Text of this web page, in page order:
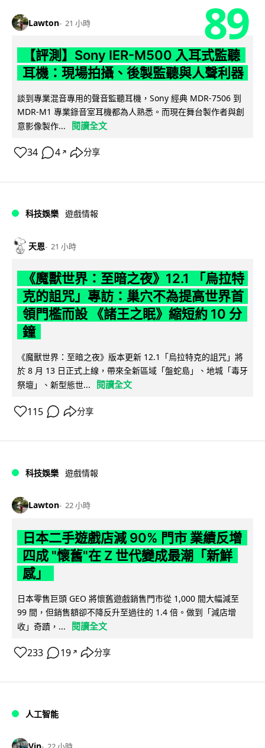
Lawton 21 小時 89
【評測】Sony IER-M500 入耳式監聽
耳機：現場拍攝、後製監聽與人聲利器
談到專業混音專用的聲音監聽耳機，Sony 經典 MDR-7506 到
MDR-M1 專業錄音室耳機都為人熟悉。而現在舞台製作者與創
意影像製作...
閱讀全文
34 4 ↗ 分享
科技娛樂 遊戲情報
天恩 21 小時
《魔獸世界：至暗之夜》12.1 「烏拉特
克的詛咒」專訪：巢穴不為提高世界首
領門檻而設 《諸王之眠》縮短約 10 分
鐘
《魔獸世界：至暗之夜》版本更新 12.1「烏拉特克的詛咒」將
於 8 月 13 日正式上線，帶來全新區域「盤蛇島」、地城「毒牙
祭壇」、新型態世...
閱讀全文
115 分享
科技娛樂 遊戲情報
Lawton 22 小時
日本二手遊戲店減 90% 門市 業績反增
四成 "懷舊"在 Z 世代變成最潮「新鮮
感」
日本零售巨頭 GEO 將懷舊遊戲銷售門市從 1,000 間大幅減至
99 間，但銷售額卻不降反升至過往的 1.4 倍。做到「減店增
收」奇蹟，...
閱讀全文
233 19 ↗ 分享
人工智能